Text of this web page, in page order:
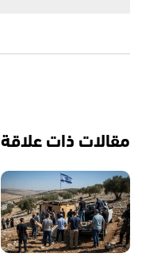
مقالات ذات علاقة